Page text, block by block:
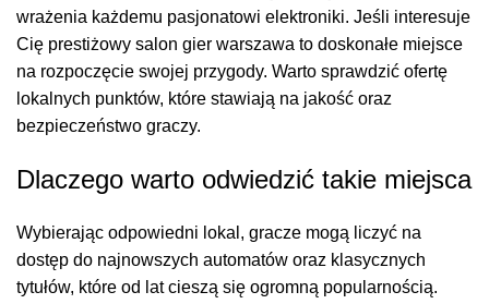
wrażenia każdemu pasjonatowi elektroniki. Jeśli interesuje
Cię prestiżowy salon gier warszawa to doskonałe miejsce
na rozpoczęcie swojej przygody. Warto sprawdzić ofertę
lokalnych punktów, które stawiają na jakość oraz
bezpieczeństwo graczy.
Dlaczego warto odwiedzić takie miejsca
Wybierając odpowiedni lokal, gracze mogą liczyć na
dostęp do najnowszych automatów oraz klasycznych
tytułów, które od lat cieszą się ogromną popularnością.